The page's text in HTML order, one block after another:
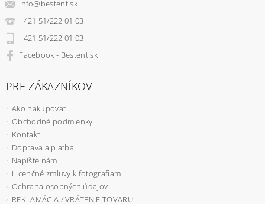
info@bestent.sk
+421 51/222 01 03
+421 51/222 01 03
Facebook - Bestent.sk
PRE ZÁKAZNÍKOV
Ako nakupovať
Obchodné podmienky
Kontakt
Doprava a platba
Napíšte nám
Licenčné zmluvy k fotografiam
Ochrana osobných údajov
REKLAMÁCIA / VRÁTENIE TOVARU